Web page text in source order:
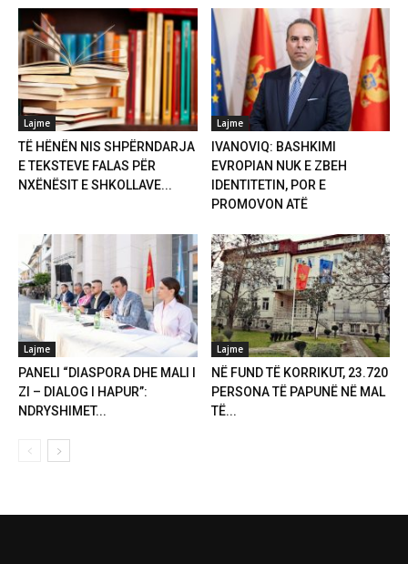
Lajme
TË HËNËN NIS SHPËRNDARJA
E TEKSTEVE FALAS PËR
NXËNËSIT E SHKOLLAVE...
Lajme
IVANOVIQ: BASHKIMI
EVROPIAN NUK E ZBEH
IDENTITETIN, POR E
PROMOVON ATË
Lajme
PANELI “DIASPORA DHE MALI I
ZI – DIALOG I HAPUR”:
NDRYSHIMET...
Lajme
NË FUND TË KORRIKUT, 23.720
PERSONA TË PAPUNË NË MAL
TË...